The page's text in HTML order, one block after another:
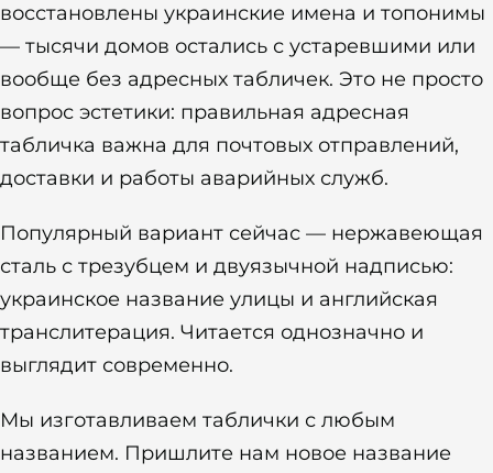
восстановлены украинские имена и топонимы
— тысячи домов остались с устаревшими или
вообще без адресных табличек. Это не просто
вопрос эстетики: правильная адресная
табличка важна для почтовых отправлений,
доставки и работы аварийных служб.
Популярный вариант сейчас — нержавеющая
сталь с трезубцем и двуязычной надписью:
украинское название улицы и английская
транслитерация. Читается однозначно и
выглядит современно.
Мы изготавливаем таблички с любым
названием. Пришлите нам новое название